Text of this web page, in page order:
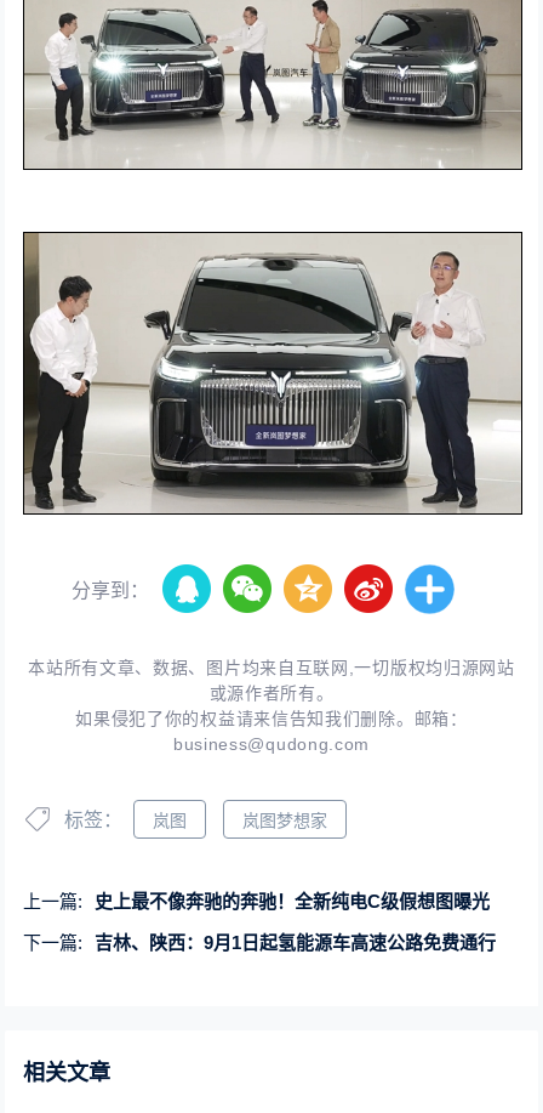
分享到：
本站所有文章、数据、图片均来自互联网,一切版权均归源网站
或源作者所有。
如果侵犯了你的权益请来信告知我们删除。邮箱：
business@qudong.com
标签： 岚图 岚图梦想家
上一篇:
史上最不像奔驰的奔驰！全新纯电C级假想图曝光
下一篇:
吉林、陕西：9月1日起氢能源车高速公路免费通行
相关文章